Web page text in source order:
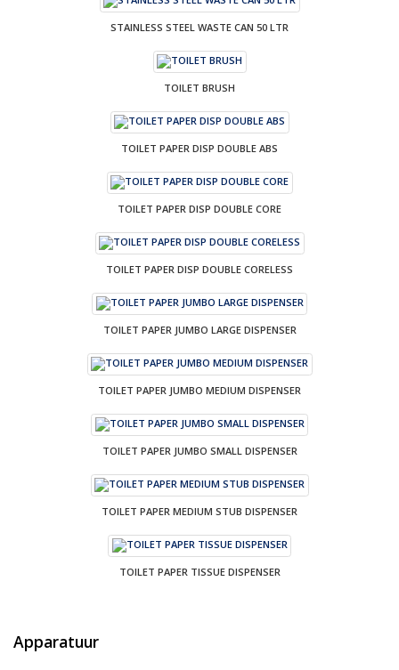
STAINLESS STEEL WASTE CAN 50 LTR
TOILET BRUSH
TOILET PAPER DISP DOUBLE ABS
TOILET PAPER DISP DOUBLE CORE
TOILET PAPER DISP DOUBLE CORELESS
TOILET PAPER JUMBO LARGE DISPENSER
TOILET PAPER JUMBO MEDIUM DISPENSER
TOILET PAPER JUMBO SMALL DISPENSER
TOILET PAPER MEDIUM STUB DISPENSER
TOILET PAPER TISSUE DISPENSER
Apparatuur